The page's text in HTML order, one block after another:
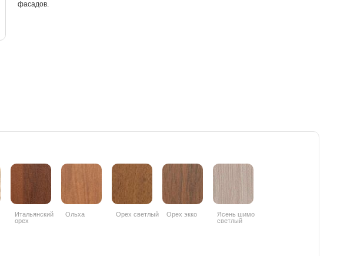
фасадов.
Итальянский
орех
Ольха Орех светлый Орех экко
Ясень шимо
светлый